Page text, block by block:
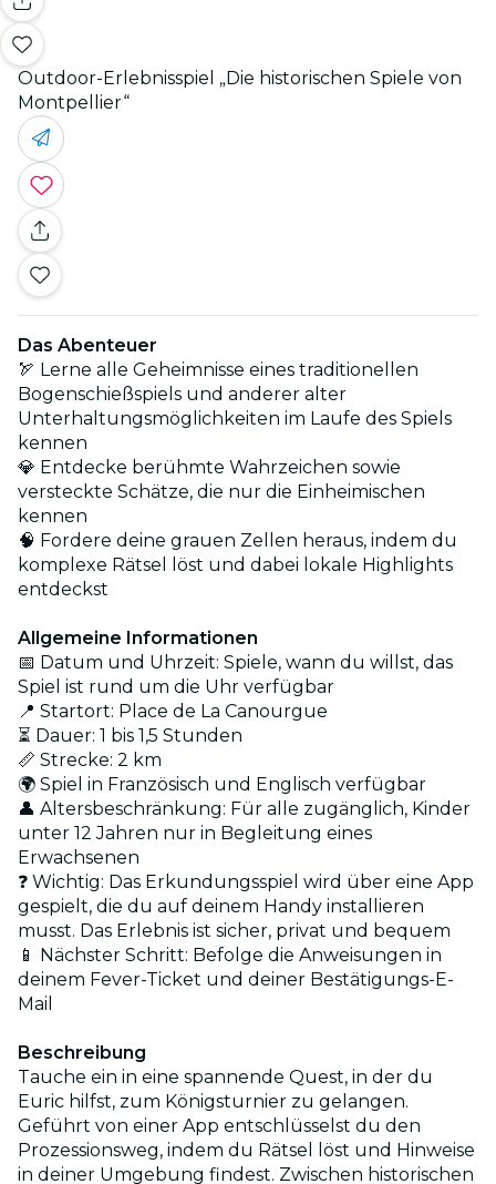
Outdoor-Erlebnisspiel „Die historischen Spiele von
Montpellier“
Das Abenteuer
🏹 Lerne alle Geheimnisse eines traditionellen
Bogenschießspiels und anderer alter
Unterhaltungsmöglichkeiten im Laufe des Spiels
kennen
💎 Entdecke berühmte Wahrzeichen sowie
versteckte Schätze, die nur die Einheimischen
kennen
🧠 Fordere deine grauen Zellen heraus, indem du
komplexe Rätsel löst und dabei lokale Highlights
entdeckst
Allgemeine Informationen
📅 Datum und Uhrzeit: Spiele, wann du willst, das
Spiel ist rund um die Uhr verfügbar
📍 Startort: Place de La Canourgue
⏳ Dauer: 1 bis 1,5 Stunden
📏 Strecke: 2 km
🌍 Spiel in Französisch und Englisch verfügbar
👤 Altersbeschränkung: Für alle zugänglich, Kinder
unter 12 Jahren nur in Begleitung eines
Erwachsenen
❓ Wichtig: Das Erkundungsspiel wird über eine App
gespielt, die du auf deinem Handy installieren
musst. Das Erlebnis ist sicher, privat und bequem
📱 Nächster Schritt: Befolge die Anweisungen in
deinem Fever-Ticket und deiner Bestätigungs-E-
Mail
Beschreibung
Tauche ein in eine spannende Quest, in der du
Euric hilfst, zum Königsturnier zu gelangen.
Geführt von einer App entschlüsselst du den
Prozessionsweg, indem du Rätsel löst und Hinweise
in deiner Umgebung findest. Zwischen historischen